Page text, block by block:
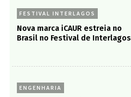
FESTIVAL INTERLAGOS
Nova marca iCAUR estreia no
Brasil no Festival de Interlagos
ENGENHARIA